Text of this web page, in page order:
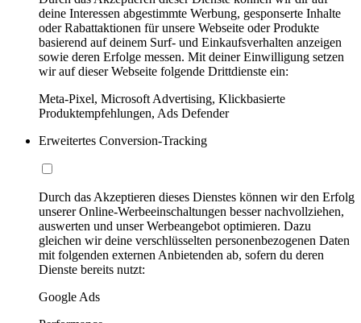
deine Interessen abgestimmte Werbung, gesponserte Inhalte
oder Rabattaktionen für unsere Webseite oder Produkte
basierend auf deinem Surf- und Einkaufsverhalten anzeigen
sowie deren Erfolge messen. Mit deiner Einwilligung setzen
wir auf dieser Webseite folgende Drittdienste ein:
Meta-Pixel, Microsoft Advertising, Klickbasierte
Produktempfehlungen, Ads Defender
Erweitertes Conversion-Tracking
Durch das Akzeptieren dieses Dienstes können wir den Erfolg
unserer Online-Werbeeinschaltungen besser nachvollziehen,
auswerten und unser Werbeangebot optimieren. Dazu
gleichen wir deine verschlüsselten personenbezogenen Daten
mit folgenden externen Anbietenden ab, sofern du deren
Dienste bereits nutzt:
Google Ads